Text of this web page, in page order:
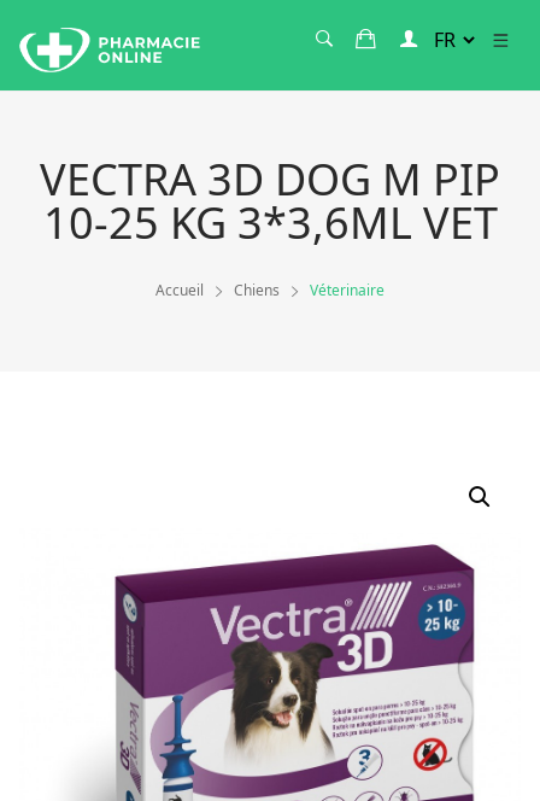
VECTRA 3D DOG M PIP
10-25 KG 3*3,6ML VET
Accueil Chiens Véterinaire